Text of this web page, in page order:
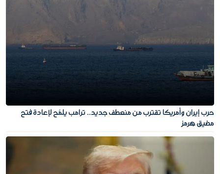
حرب إيران وأمريكا تقترب من منعطف جديد.. ترامب يلمّح لإعادة فتح
مضيق هرمز